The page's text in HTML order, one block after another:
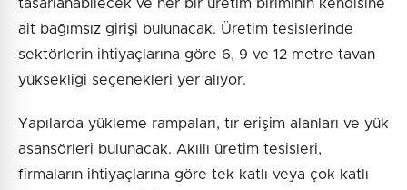
tasarlanabilecek ve her bir üretim biriminin kendisine
ait bağımsız girişi bulunacak. Üretim tesislerinde
sektörlerin ihtiyaçlarına göre 6, 9 ve 12 metre tavan
yüksekliği seçenekleri yer alıyor.
Yapılarda yükleme rampaları, tır erişim alanları ve yük
asansörleri bulunacak. Akıllı üretim tesisleri,
firmaların ihtiyaçlarına göre tek katlı veya çok katlı